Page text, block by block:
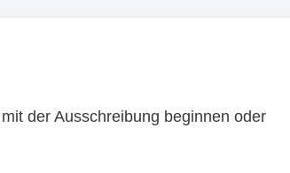
der Ausschreibung beginnen oder